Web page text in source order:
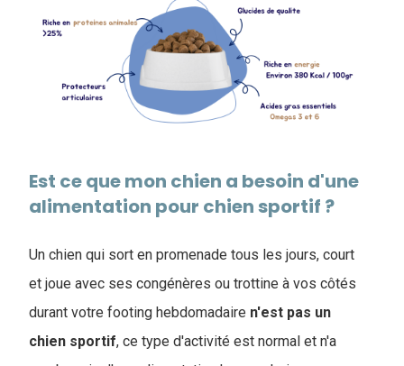
Est ce que mon chien a besoin d'une
alimentation pour chien sportif ?
Un chien qui sort en promenade tous les jours, court
et joue avec ses congénères ou trottine à vos côtés
durant votre footing hebdomadaire n'est pas un
chien sportif, ce type d'activité est normal et n'a